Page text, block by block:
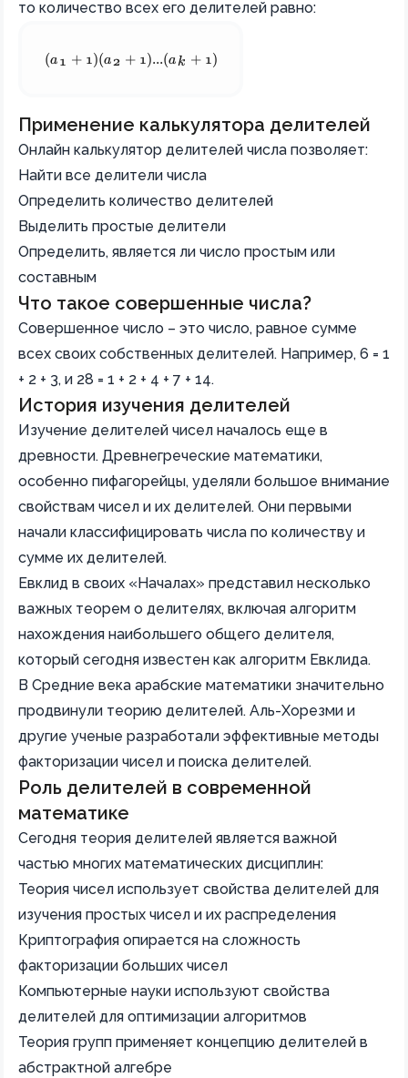
то количество всех его делителей равно:
(a_1 + 1)(a_2 + 1)...(a_k + 1)
(a 1 + 1 )(a2 + 1 )...(ak + 1 )
Применение калькулятора делителей
Онлайн калькулятор делителей числа позволяет:
Найти все делители числа
Определить количество делителей
Выделить простые делители
Определить, является ли число простым или
составным
Что такое совершенные числа?
Совершенное число – это число, равное сумме
всех своих собственных делителей. Например, 6 = 1
+ 2 + 3, и 28 = 1 + 2 + 4 + 7 + 14.
История изучения делителей
Изучение делителей чисел началось еще в
древности. Древнегреческие математики,
особенно пифагорейцы, уделяли большое внимание
свойствам чисел и их делителей. Они первыми
начали классифицировать числа по количеству и
сумме их делителей.
Евклид в своих «Началах» представил несколько
важных теорем о делителях, включая алгоритм
нахождения наибольшего общего делителя,
который сегодня известен как алгоритм Евклида.
В Средние века арабские математики значительно
продвинули теорию делителей. Аль-Хорезми и
другие ученые разработали эффективные методы
факторизации чисел и поиска делителей.
Роль делителей в современной
математике
Сегодня теория делителей является важной
частью многих математических дисциплин:
Теория чисел использует свойства делителей для
изучения простых чисел и их распределения
Криптография опирается на сложность
факторизации больших чисел
Компьютерные науки используют свойства
делителей для оптимизации алгоритмов
Теория групп применяет концепцию делителей в
абстрактной алгебре